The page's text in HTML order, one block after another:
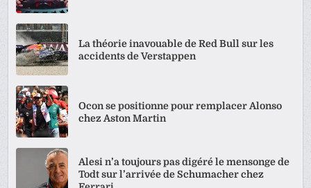
La théorie inavouable de Red Bull sur les
accidents de Verstappen
Ocon se positionne pour remplacer Alonso
chez Aston Martin
Alesi n’a toujours pas digéré le mensonge de
Todt sur l’arrivée de Schumacher chez